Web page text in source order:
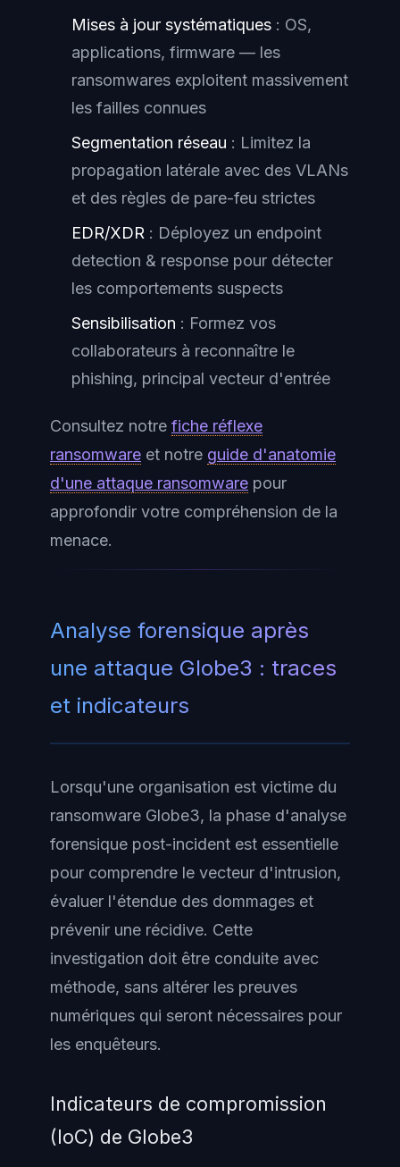
Mises à jour systématiques : OS,
applications, firmware — les
ransomwares exploitent massivement
les failles connues
Segmentation réseau : Limitez la
propagation latérale avec des VLANs
et des règles de pare-feu strictes
EDR/XDR : Déployez un endpoint
detection & response pour détecter
les comportements suspects
Sensibilisation : Formez vos
collaborateurs à reconnaître le
phishing, principal vecteur d'entrée
Consultez notre fiche réflexe
ransomware et notre guide d'anatomie
d'une attaque ransomware pour
approfondir votre compréhension de la
menace.
Analyse forensique après
une attaque Globe3 : traces
et indicateurs
Lorsqu'une organisation est victime du
ransomware Globe3, la phase d'analyse
forensique post-incident est essentielle
pour comprendre le vecteur d'intrusion,
évaluer l'étendue des dommages et
prévenir une récidive. Cette
investigation doit être conduite avec
méthode, sans altérer les preuves
numériques qui seront nécessaires pour
les enquêteurs.
Indicateurs de compromission
(IoC) de Globe3